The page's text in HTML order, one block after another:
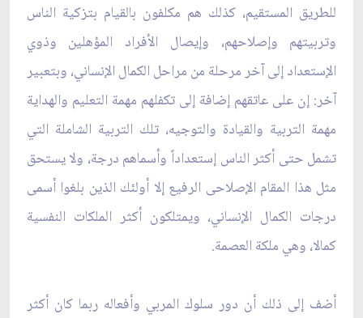
للطريق المستقيم، كذلك هم مكلفون بالقيام بتزكية الناس
وتربيتهم وإصلاحهم، وإيصال الأفراد المؤهلين وذوي
الإستعداد إلى آخر مرحلة من مراحل الكمال الإنساني، وبتعبير
آخر: إن على عاتقهم إضافة إلى تكفلهم مهمة التعليم والهداية
مهمة التربية والقيادة والتوجيه، تلك التربية الشاملة التي
تشمل حتى أكثر الناس إستعداداً وأسماهم درجة، ولا يستحق
مثل هذا المقام الإصلاحى الرفيع إلا أولئك الذين بلغوا أسمى
درجات الكمال الإنساني، ويمتلكون أكثر الملكات النفسية
كمالا، وهي ملكة العصمة.
أضف إلى ذلك أن دور سلوك المربي وأفعاله ربما كان أكثر